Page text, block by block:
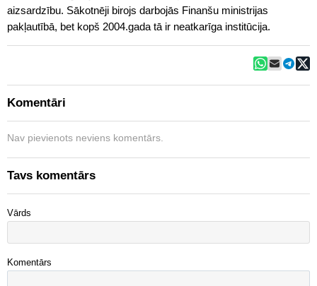
aizsardzību. Sākotnēji birojs darbojās Finanšu ministrijas
pakļautībā, bet kopš 2004.gada tā ir neatkarīga institūcija.
Komentāri
Nav pievienots neviens komentārs.
Tavs komentārs
Vārds
Komentārs